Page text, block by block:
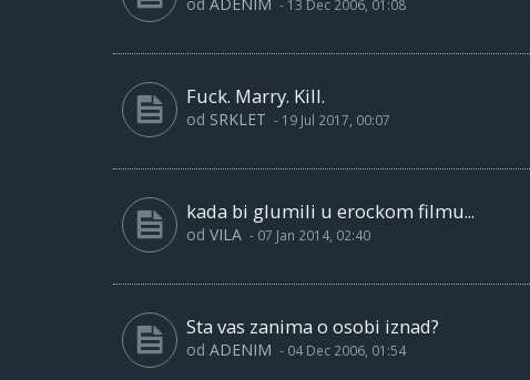
- 13 Dec 2006, 01:08
Fuck. Marry. Kill.
od SRKLET - 19 Jul 2017, 00:07
kada bi glumili u erockom filmu...
od VILA - 07 Jan 2014, 02:40
Sta vas zanima o osobi iznad?
od ADENIM - 04 Dec 2006, 01:54